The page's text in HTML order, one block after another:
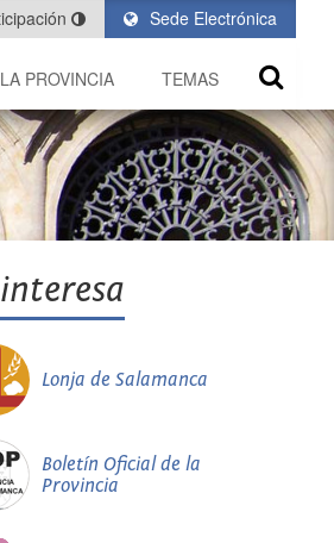
Sede Electrónica
LA PROVINCIA TEMAS
Lonja de Salamanca
Boletín Oficial de la
Provincia